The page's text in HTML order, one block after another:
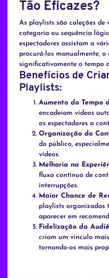
Tão Eficazes?
As playlists são coleções de
categoria ou sequência
espectadores assistam a
procurá-los manualmente, o
significativamente o tempo
Benefícios de
Playlists:
Aumento do Tempo
encadeiam vídeos
os espectadores a
Organização do
do público,
vídeos.
Melhoria na
fluxo contínuo de
interrupções.
Maior Chance de
playlists organizadas
aparecer em
Fidelização da
criam um vínculo
tornando-os mais